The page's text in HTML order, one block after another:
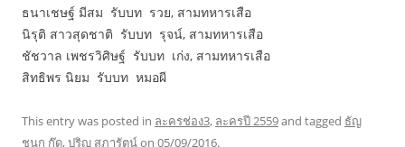
ธนาเชษฐ์ มีสม รับบท รวย, สามทหารเสือ
นิรุติ สาวสุดชาติ รับบท รุจน์, สามทหารเสือ
ชัชวาล เพชรวิศิษฐ์ รับบท เก่ง, สามทหารเสือ
สิทธิพร นิยม รับบท หมอผี
This entry was posted in ละครช่อง3, ละครปี 2559and tagged ธัญ
ชนก กู๊ด,ปริญ สุภารัตน์on 05/09/2016.